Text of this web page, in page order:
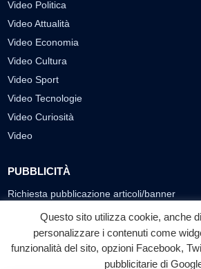
Video Politica
Video Attualità
Video Economia
Video Cultura
Video Sport
Video Tecnologie
Video Curiosità
Video
PUBBLICITÀ
Richiesta pubblicazione articoli/banner
SEGUICI SUI SOCIAL
f ◎ ▶
Questo sito utilizza cookie, anche
personalizzare i contenuti come
funzionalità del sito, opzioni Facebook,
pubblicitarie di